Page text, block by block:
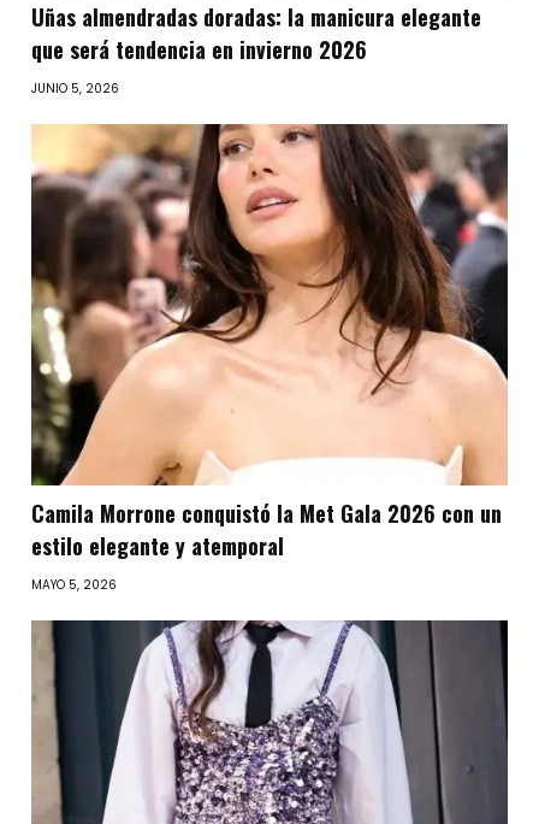
Uñas almendradas doradas: la manicura elegante
que será tendencia en invierno 2026
JUNIO 5, 2026
Camila Morrone conquistó la Met Gala 2026 con un
estilo elegante y atemporal
MAYO 5, 2026